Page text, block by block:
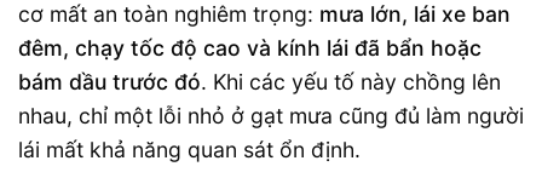
cơ mất an toàn nghiêm trọng: mưa lớn, lái xe ban
đêm, chạy tốc độ cao và kính lái đã bẩn hoặc
bám dầu trước đó. Khi các yếu tố này chồng lên
nhau, chỉ một lỗi nhỏ ở gạt mưa cũng đủ làm người
lái mất khả năng quan sát ổn định.